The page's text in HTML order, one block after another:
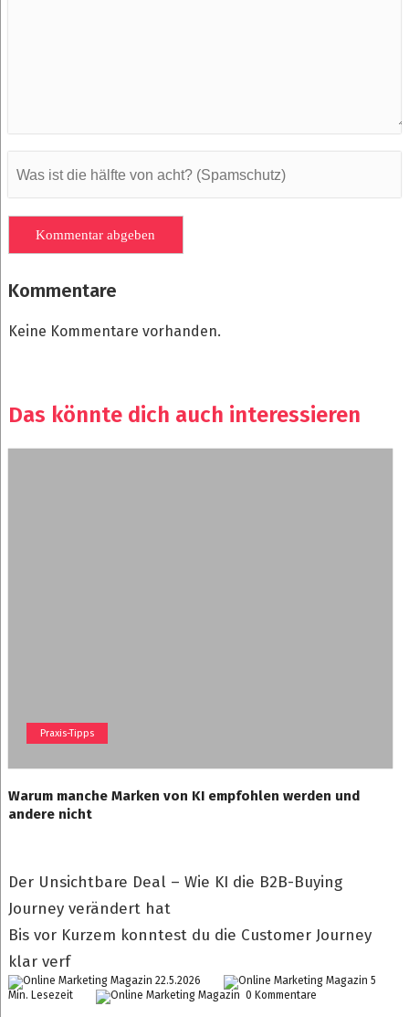
Kommentare
Keine Kommentare vorhanden.
Das könnte dich auch interessieren
Praxis-Tipps
Warum manche Marken von KI empfohlen werden und
andere nicht
Der Unsichtbare Deal – Wie KI die B2B-Buying
Journey verändert hat
Bis vor Kurzem konntest du die Customer Journey
klar verf
22.5.2026
5
Min. Lesezeit
0 Kommentare